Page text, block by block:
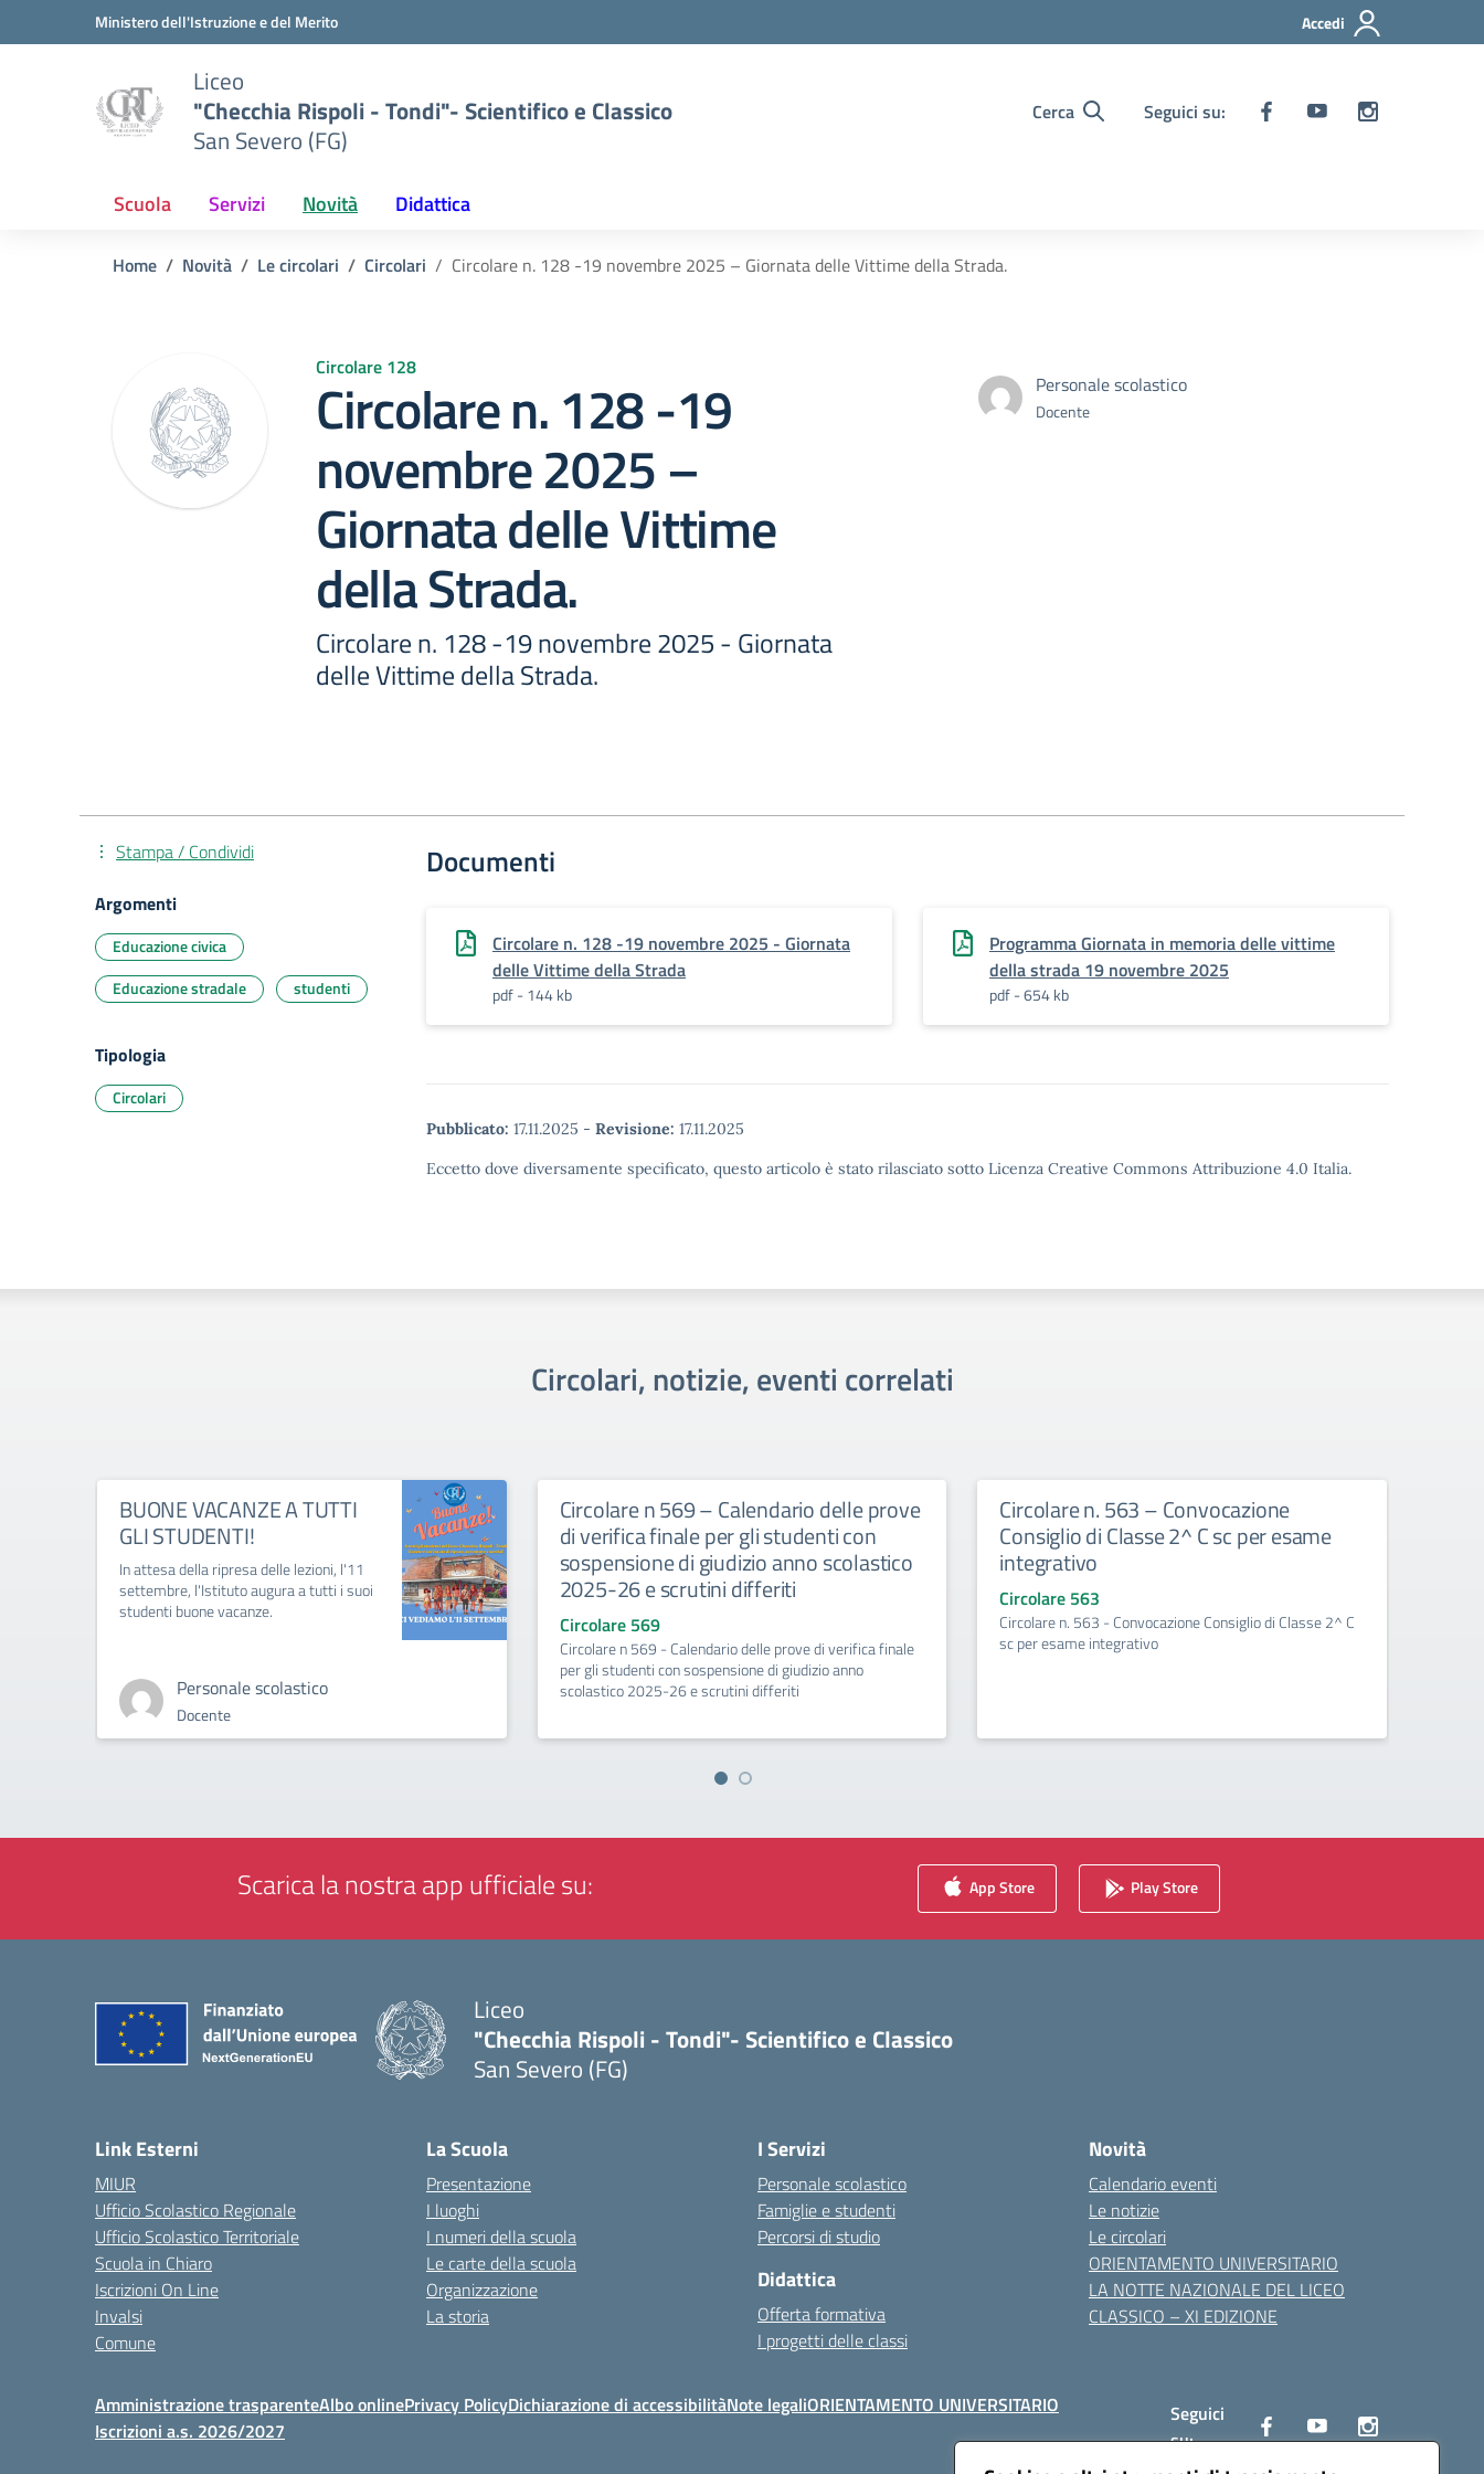
Vai ai contenuti
Vai al menu di navigazioneMinistero dell'Istruzione e del Merito Accedi
Liceo
"Checchia Rispoli - Tondi"- Scientifico e Classico
San Severo (FG)
Cerca Seguici su:
Scuola Servizi Novità Didattica
Home Novità Le circolari Circolari Circolare n. 128 -19 novembre 2025 – Giornata delle Vittime della Strada.
Circolare 128
Circolare n. 128 -19
novembre 2025 –
Giornata delle Vittime
della Strada.
Circolare n. 128 -19 novembre 2025 - Giornata
delle Vittime della Strada.
Personale scolastico
Docente
Documenti
Circolare n. 128 -19 novembre 2025 - Giornata
delle Vittime della Strada
pdf - 144 kb
Programma Giornata in memoria delle vittime
della strada 19 novembre 2025
pdf - 654 kb
Pubblicato: 17.11.2025 - Revisione: 17.11.2025
Eccetto dove diversamente specificato, questo articolo è stato rilasciato sotto Licenza Creative Commons Attribuzione 4.0 Italia.
Stampa / Condividi
Argomenti
Educazione civica
Educazione stradale
studenti
Tipologia
Circolari
Circolari, notizie, eventi correlati
BUONE VACANZE A TUTTI
GLI STUDENTI!
In attesa della ripresa delle lezioni, l'11
settembre, l'Istituto augura a tutti i suoi
studenti buone vacanze.
Personale scolastico
Docente
Circolare n 569 – Calendario delle prove
di verifica finale per gli studenti con
sospensione di giudizio anno scolastico
2025-26 e scrutini differiti
Circolare 569
Circolare n 569 - Calendario delle prove di verifica finale
per gli studenti con sospensione di giudizio anno
scolastico 2025-26 e scrutini differiti
Circolare n. 563 – Convocazione
Consiglio di Classe 2^ C sc per esame
integrativo
Circolare 563
Circolare n. 563 - Convocazione Consiglio di Classe 2^ C
sc per esame integrativo
Scarica la nostra app ufficiale su: App Store Play Store
Liceo
"Checchia Rispoli - Tondi"- Scientifico e Classico
San Severo (FG)
Link Esterni
MIUR
Ufficio Scolastico Regionale
Ufficio Scolastico Territoriale
Scuola in Chiaro
Iscrizioni On Line
Invalsi
Comune
La Scuola
Presentazione
I luoghi
I numeri della scuola
Le carte della scuola
Organizzazione
La storia
I Servizi
Personale scolastico
Famiglie e studenti
Percorsi di studio
Didattica
Offerta formativa
I progetti delle classi
Novità
Calendario eventi
Le notizie
Le circolari
ORIENTAMENTO UNIVERSITARIO
LA NOTTE NAZIONALE DEL LICEO
CLASSICO – XI EDIZIONE
Amministrazione trasparenteAlbo onlinePrivacy PolicyDichiarazione di accessibilitàNote legaliORIENTAMENTO UNIVERSITARIO
Iscrizioni a.s. 2026/2027
Seguici
su: